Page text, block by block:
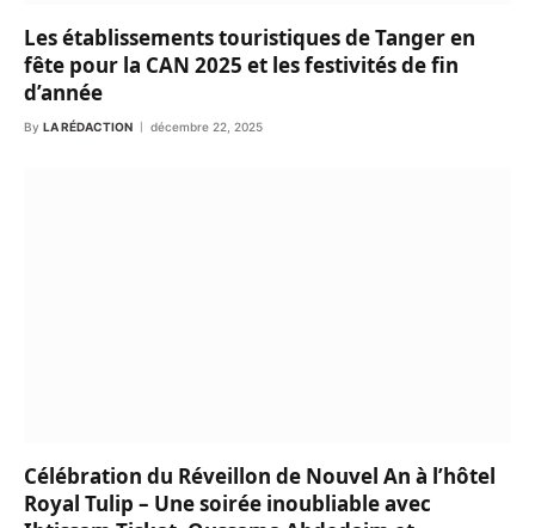
Les établissements touristiques de Tanger en
fête pour la CAN 2025 et les festivités de fin
d’année
By LA RÉDACTION décembre 22, 2025
Célébration du Réveillon de Nouvel An à l’hôtel
Royal Tulip – Une soirée inoubliable avec